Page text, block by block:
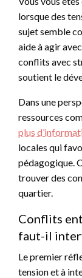
lorsque des
sujet semble
aide à agir avec
conflits avec
soutient le
Dans une
ressources
plus
locales qui
pédagogique.
trouver des
quartier.
Conflits
faut-il
Le premier
tension et à